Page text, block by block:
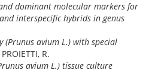
dominant molecular markers for
interspecific hybrids in genus
(Prunus avium L.) with special
PROIETTI, R.
avium L.) tissue culture